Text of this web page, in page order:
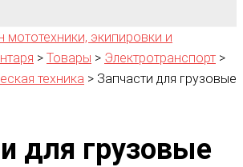
мототехники, экипировки и
> Товары > Электротранспорт >
техника > Запчасти для грузовые
для грузовые